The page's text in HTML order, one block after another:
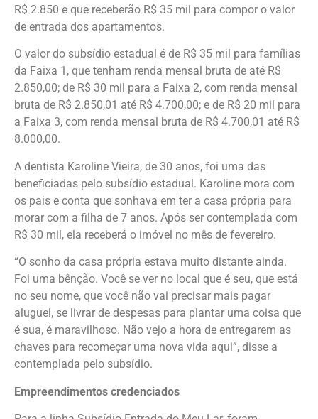
R$ 2.850 e que receberão R$ 35 mil para compor o valor
de entrada dos apartamentos.
O valor do subsídio estadual é de R$ 35 mil para famílias
da Faixa 1, que tenham renda mensal bruta de até R$
2.850,00; de R$ 30 mil para a Faixa 2, com renda mensal
bruta de R$ 2.850,01 até R$ 4.700,00; e de R$ 20 mil para
a Faixa 3, com renda mensal bruta de R$ 4.700,01 até R$
8.000,00.
A dentista Karoline Vieira, de 30 anos, foi uma das
beneficiadas pelo subsídio estadual. Karoline mora com
os pais e conta que sonhava em ter a casa própria para
morar com a filha de 7 anos. Após ser contemplada com
R$ 30 mil, ela receberá o imóvel no mês de fevereiro.
“O sonho da casa própria estava muito distante ainda.
Foi uma bênção. Você se ver no local que é seu, que está
no seu nome, que você não vai precisar mais pagar
aluguel, se livrar de despesas para plantar uma coisa que
é sua, é maravilhoso. Não vejo a hora de entregarem as
chaves para recomeçar uma nova vida aqui”, disse a
contemplada pelo subsídio.
Empreendimentos credenciados